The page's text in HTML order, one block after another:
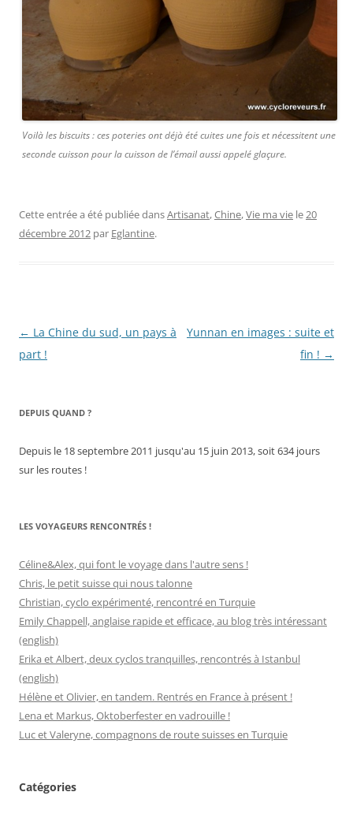
Voilà les biscuits : ces poteries ont déjà été cuites une fois et nécessitent une
seconde cuisson pour la cuisson de l’émail aussi appelé glaçure.
Cette entrée a été publiée dansArtisanat,Chine,Vie ma vie le20
décembre 2012 par Eglantine.
Navigation
des
← La Chine du sud, un pays à
part !
Yunnan en images : suite et
fin ! →
DEPUIS QUAND ?
Depuis le 18 septembre 2011 jusqu'au 15 juin 2013, soit 634 jours
sur les routes !
LES VOYAGEURS RENCONTRÉS !
Céline&Alex, qui font le voyage dans l'autre sens !
Chris, le petit suisse qui nous talonne
Christian, cyclo expérimenté, rencontré en Turquie
Emily Chappell, anglaise rapide et efficace, au blog très intéressant
(english)
Erika et Albert, deux cyclos tranquilles, rencontrés à Istanbul
(english)
Hélène et Olivier, en tandem. Rentrés en France à présent !
Lena et Markus, Oktoberfester en vadrouille !
Luc et Valeryne, compagnons de route suisses en Turquie
Catégories